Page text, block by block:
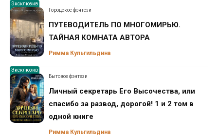
Эксклюзив
Городское фэнтези
ПУТЕВОДИТЕЛЬ ПО МНОГОМИРЬЮ.
ТАЙНАЯ КОМНАТА АВТОРА
Римма Кульгильдина
Эксклюзив
Бытовое фэнтези
Личный секретарь Его Высочества, или
спасибо за развод, дорогой! 1 и 2 том в
одной книге
Римма Кульгильдина